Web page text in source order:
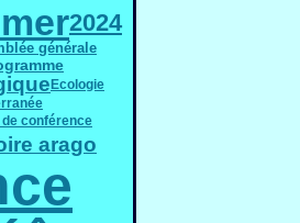
2024
générale
Ecologie
conférence
arago